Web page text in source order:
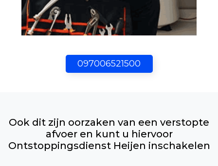
097006521500
Ook dit zijn oorzaken van een verstopte
afvoer en kunt u hiervoor
Ontstoppingsdienst Heijen inschakelen